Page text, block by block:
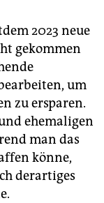
2023 neue
gekommen
um
zu ersparen.
ehemaligen
man das
könne,
derartiges